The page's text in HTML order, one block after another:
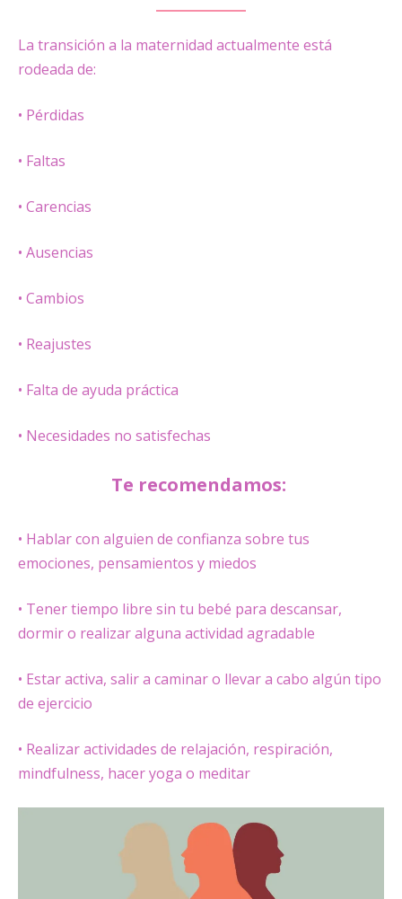
La transición a la maternidad actualmente está
rodeada de:
• Pérdidas
• Faltas
• Carencias
• Ausencias
• Cambios
• Reajustes
• Falta de ayuda práctica
• Necesidades no satisfechas
Te recomendamos:
• Hablar con alguien de confianza sobre tus
emociones, pensamientos y miedos
• Tener tiempo libre sin tu bebé para descansar,
dormir o realizar alguna actividad agradable
• Estar activa, salir a caminar o llevar a cabo algún tipo
de ejercicio
• Realizar actividades de relajación, respiración,
mindfulness, hacer yoga o meditar